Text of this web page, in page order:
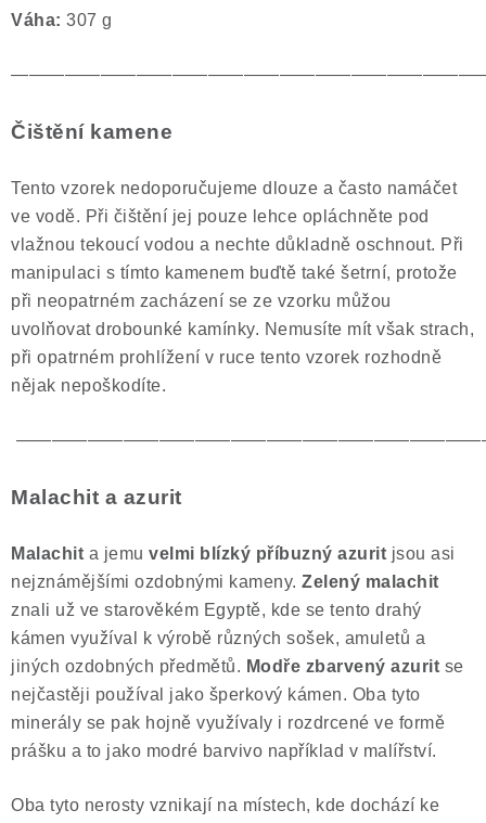
Váha: 307 g
Čištění kamene
Tento vzorek nedoporučujeme dlouze a často namáčet
ve vodě. Při čištění jej pouze lehce opláchněte pod
vlažnou tekoucí vodou a nechte důkladně oschnout. Při
manipulaci s tímto kamenem buďtě také šetrní, protože
při neopatrném zacházení se ze vzorku můžou
uvolňovat drobounké kamínky. Nemusíte mít však strach,
při opatrném prohlížení v ruce tento vzorek rozhodně
nějak nepoškodíte.
Malachit a azurit
Malachit a jemu velmi blízký příbuzný azurit jsou asi
nejznámějšími ozdobnými kameny. Zelený malachit
znali už ve starověkém Egyptě, kde se tento drahý
kámen využíval k výrobě různých sošek, amuletů a
jiných ozdobných předmětů. Modře zbarvený azurit se
nejčastěji používal jako šperkový kámen. Oba tyto
minerály se pak hojně využívaly i rozdrcené ve formě
prášku a to jako modré barvivo například v malířství.
Oba tyto nerosty vznikají na místech, kde dochází ke